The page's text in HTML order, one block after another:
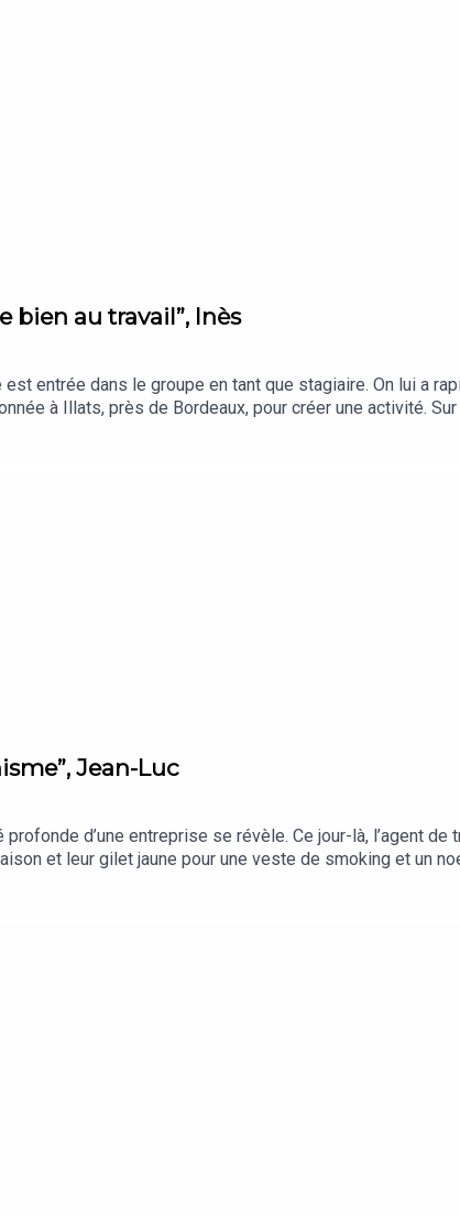
bien au travail”, Inès
entrée dans le groupe en tant que stagiaire. On lui a
à Illats, près de Bordeaux, pour créer une activité.
structure moderne et développer un esprit d’entraide
de son bureau, les photos des premiers jours où
Jean-Luc
d’une entreprise se révèle. Ce jour-là, l’agent de
et leur gilet jaune pour une veste de smoking et un
de son évolution, de son existence même au sein du